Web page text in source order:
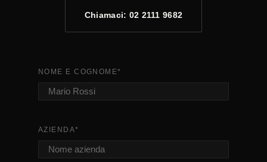
Chiamaci: 02 2111 9682
NOME E COGNOME*
AZIENDA*